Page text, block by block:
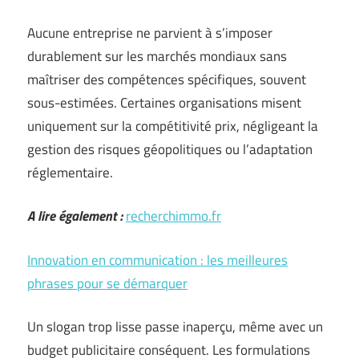
Aucune entreprise ne parvient à s’imposer
durablement sur les marchés mondiaux sans
maîtriser des compétences spécifiques, souvent
sous-estimées. Certaines organisations misent
uniquement sur la compétitivité prix, négligeant la
gestion des risques géopolitiques ou l’adaptation
réglementaire.
A lire également :recherchimmo.fr
Innovation en communication : les meilleures
phrases pour se démarquer
Un slogan trop lisse passe inaperçu, même avec un
budget publicitaire conséquent. Les formulations